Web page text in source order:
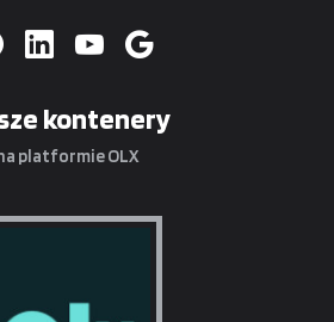
kontenery
platformie OLX